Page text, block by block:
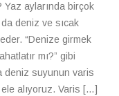
Yaz aylarında birçok
deniz ve sıcak
“Denize girmek
mı?” gibi
deniz suyunun varis
ele alıyoruz. Varis […]